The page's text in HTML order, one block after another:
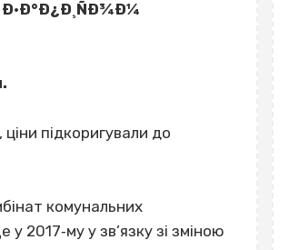
, ціни підкоригували до
комунальних
2017‐му у зв’язку зі зміною